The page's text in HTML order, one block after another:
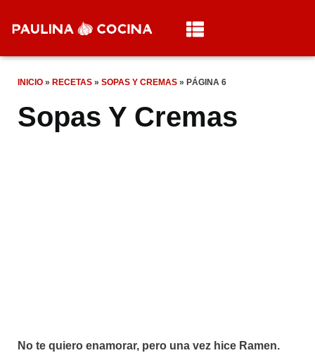
INICIO » RECETAS » SOPAS Y CREMAS » PÁGINA 6
Sopas Y Cremas
No te quiero enamorar, pero una vez hice Ramen.